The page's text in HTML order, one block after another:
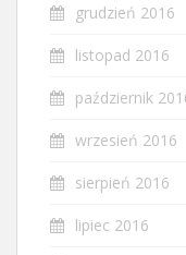
grudzień 2016
listopad 2016
październik
wrzesień 2016
sierpień 2016
lipiec 2016